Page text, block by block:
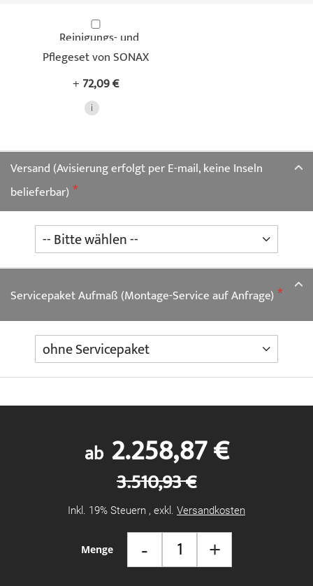
Menge - +
ab 2.258,87 €
3.510,93 €
Inkl. 19% Steuern , exkl. Versandkosten
Reinigungs- und
Pflegeset von SONAX
+ 72,09 €
Versand (Avisierung erfolgt per E-mail, keine Inseln
belieferbar)
Servicepaket Aufmaß (Montage-Service auf Anfrage)